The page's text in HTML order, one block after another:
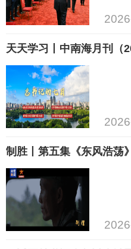
天天学习丨中南海月刊（
制胜丨第五集《东风浩荡》